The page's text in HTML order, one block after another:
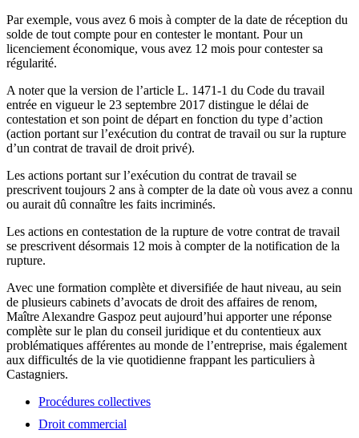
Par exemple, vous avez 6 mois à compter de la date de réception du
solde de tout compte pour en contester le montant. Pour un
licenciement économique, vous avez 12 mois pour contester sa
régularité.
A noter que la version de l’article L. 1471-1 du Code du travail
entrée en vigueur le 23 septembre 2017 distingue le délai de
contestation et son point de départ en fonction du type d’action
(action portant sur l’exécution du contrat de travail ou sur la rupture
d’un contrat de travail de droit privé).
Les actions portant sur l’exécution du contrat de travail se
prescrivent toujours 2 ans à compter de la date où vous avez a connu
ou aurait dû connaître les faits incriminés.
Les actions en contestation de la rupture de votre contrat de travail
se prescrivent désormais 12 mois à compter de la notification de la
rupture.
Avec une formation complète et diversifiée de haut niveau, au sein
de plusieurs cabinets d’avocats de droit des affaires de renom,
Maître Alexandre Gaspoz peut aujourd’hui apporter une réponse
complète sur le plan du conseil juridique et du contentieux aux
problématiques afférentes au monde de l’entreprise, mais également
aux difficultés de la vie quotidienne frappant les particuliers à
Castagniers.
Procédures collectives
Droit commercial